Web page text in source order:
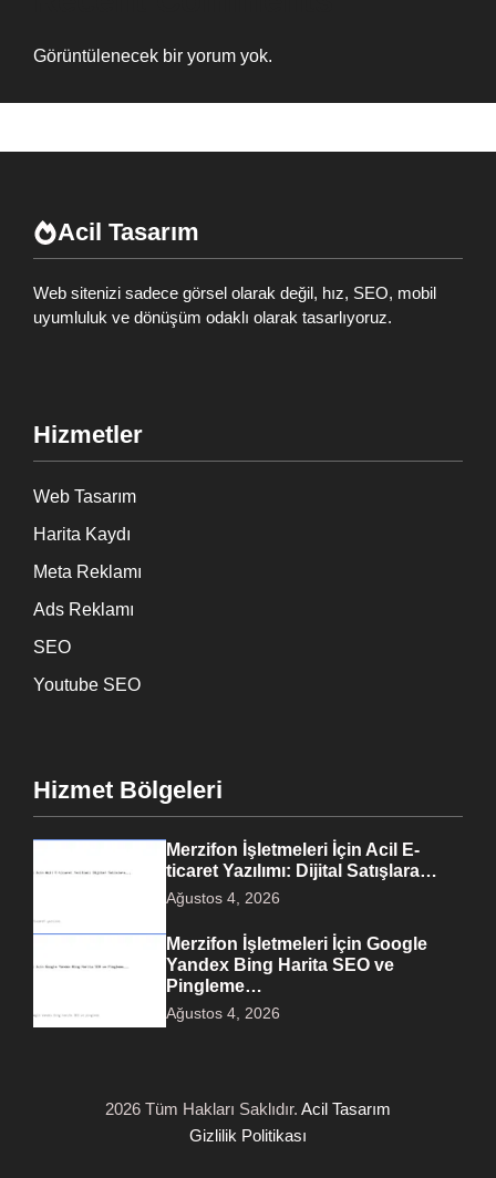
Görüntülenecek bir yorum yok.
Acil Tasarım
Web sitenizi sadece görsel olarak değil, hız, SEO, mobil
uyumluluk ve dönüşüm odaklı olarak tasarlıyoruz.
Hizmetler
Web Tasarım
Harita Kaydı
Meta Reklamı
Ads Reklamı
SEO
Youtube SEO
Hizmet Bölgeleri
Merzifon İşletmeleri İçin Acil E-
ticaret Yazılımı: Dijital Satışlara…
Ağustos 4, 2026
Merzifon İşletmeleri İçin Google
Yandex Bing Harita SEO ve
Pingleme…
Ağustos 4, 2026
2026 Tüm Hakları Saklıdır. Acil Tasarım
Gizlilik Politikası